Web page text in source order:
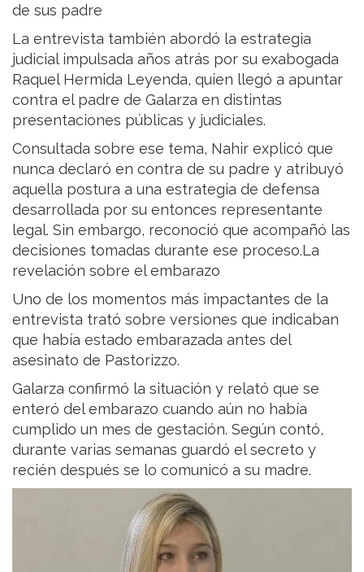
de sus padre
La entrevista también abordó la estrategia
judicial impulsada años atrás por su exabogada
Raquel Hermida Leyenda, quien llegó a apuntar
contra el padre de Galarza en distintas
presentaciones públicas y judiciales.
Consultada sobre ese tema, Nahir explicó que
nunca declaró en contra de su padre y atribuyó
aquella postura a una estrategia de defensa
desarrollada por su entonces representante
legal. Sin embargo, reconoció que acompañó las
decisiones tomadas durante ese proceso.La
revelación sobre el embarazo
Uno de los momentos más impactantes de la
entrevista trató sobre versiones que indicaban
que había estado embarazada antes del
asesinato de Pastorizzo.
Galarza confirmó la situación y relató que se
enteró del embarazo cuando aún no había
cumplido un mes de gestación. Según contó,
durante varias semanas guardó el secreto y
recién después se lo comunicó a su madre.